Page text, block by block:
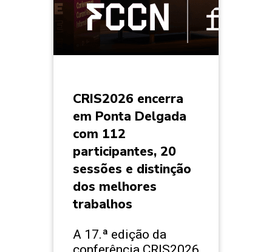
CRIS2026 encerra
em Ponta Delgada
com 112
participantes, 20
sessões e distinção
dos melhores
trabalhos
A 17.ª edição da